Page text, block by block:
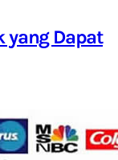
yang Dapat